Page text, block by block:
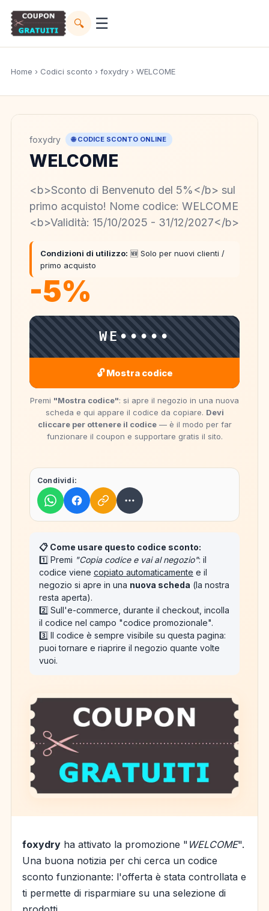
🔍 ☰
Home › Codici sconto › foxydry › WELCOME
foxydry 🌐 CODICE SCONTO ONLINE
WELCOME
<b>Sconto di Benvenuto del 5%</b> sul
primo acquisto! Nome codice: WELCOME
<b>Validità: 15/10/2025 - 31/12/2027</b>
Condizioni di utilizzo: 🆕 Solo per nuovi clienti /
primo acquisto
-5%
WE•••••
🔓 Mostra codice
Premi "Mostra codice": si apre il negozio in una nuova
scheda e qui appare il codice da copiare. Devi
cliccare per ottenere il codice— è il modo per far
funzionare il coupon e supportare gratis il sito.
Condividi:
📋 Come usare questo codice sconto:
1️⃣ Premi "Copia codice e vai al negozio": il
codice viene copiato automaticamente e il
negozio si apre in una nuova scheda (la nostra
resta aperta).
2️⃣ Sull'e-commerce, durante il checkout, incolla
il codice nel campo "codice promozionale".
3️⃣ Il codice è sempre visibile su questa pagina:
puoi tornare e riaprire il negozio quante volte
vuoi.
foxydry ha attivato la promozione " WELCOME".
Una buona notizia per chi cerca un codice
sconto funzionante: l'offerta è stata controllata e
ti permette di risparmiare su una selezione di